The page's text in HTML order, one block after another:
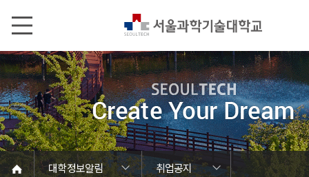
대학정보알림
취업공지